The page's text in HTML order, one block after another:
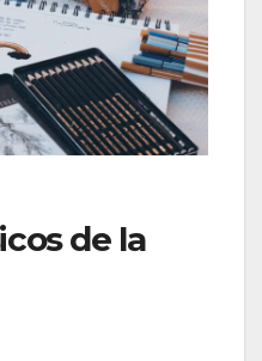
de la